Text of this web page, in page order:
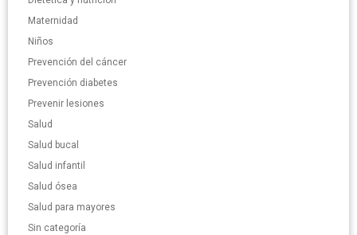
Maternidad
Niños
Prevención del cáncer
Prevención diabetes
Prevenir lesiones
Salud
Salud bucal
Salud infantil
Salud ósea
Salud para mayores
Sin categoría